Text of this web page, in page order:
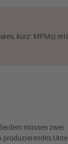
kurz: MPMs)
müssen zwei